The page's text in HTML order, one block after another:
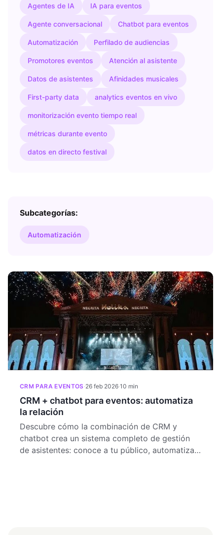
Agentes de IA IA para eventos
Agente conversacional Chatbot para eventos
Automatización Perfilado de audiencias
Promotores eventos Atención al asistente
Datos de asistentes Afinidades musicales
First-party data analytics eventos en vivo
monitorización evento tiempo real
métricas durante evento
datos en directo festival
Subcategorías:
Automatización
CRM PARA EVENTOS·26 feb 2026·10 min
CRM + chatbot para eventos: automatiza
la relación
Descubre cómo la combinación de CRM y
chatbot crea un sistema completo de gestión
de asistentes: conoce a tu público, automatiza